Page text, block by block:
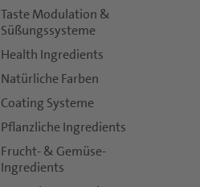
Taste Modulation &
Süßungssysteme
Health Ingredients
Natürliche Farben
Coating Systeme
Pflanzliche Ingredients
Frucht- & Gemüse-
Ingredients